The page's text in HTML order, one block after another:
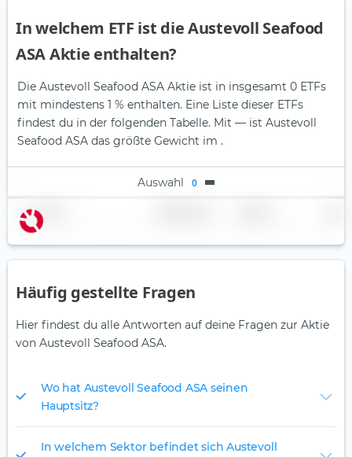
In welchem ETF ist die Austevoll Seafood
ASA Aktie enthalten?
Die Austevoll Seafood ASA Aktie ist in insgesamt 0 ETFs
mit mindestens 1 % enthalten. Eine Liste dieser ETFs
findest du in der folgenden Tabelle. Mit — ist Austevoll
Seafood ASA das größte Gewicht im .
Auswahl 0
Name
Häufig gestellte Fragen
Hier findest du alle Antworten auf deine Fragen zur Aktie
von Austevoll Seafood ASA.
Wo hat Austevoll Seafood ASA seinen
Hauptsitz?
In welchem Sektor befindet sich Austevoll